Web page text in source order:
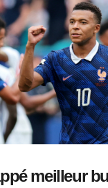
meilleur